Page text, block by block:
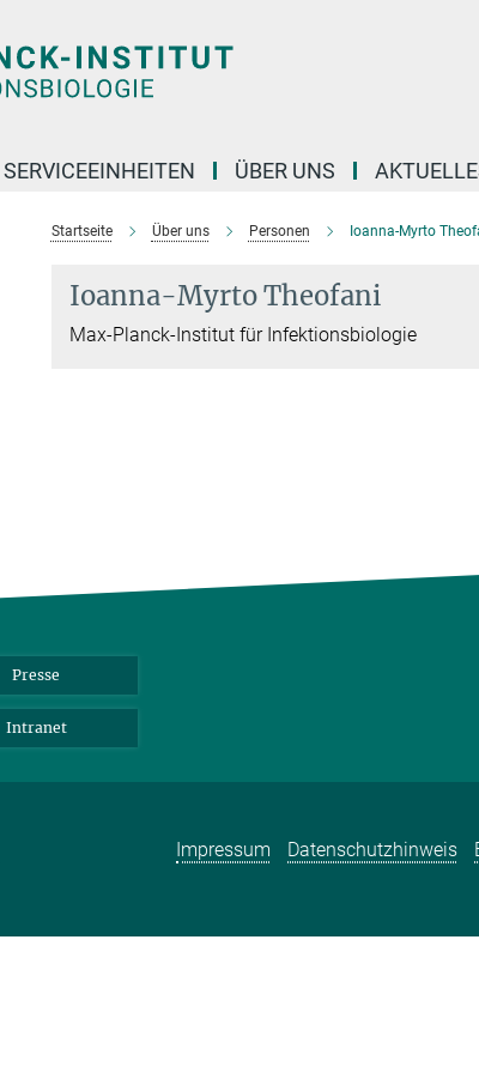
SERVICEEINHEITEN ÜBER UNS
Startseite Über uns Personen Ioanna-Myrto
Ioanna-Myrto Theofani
Max-Planck-Institut für Infektionsbiologie
Presse
Intranet
Impressum Datenschutzhinweis